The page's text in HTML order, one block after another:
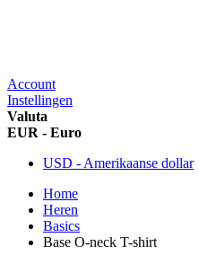
Account
Instellingen
Valuta
EUR - Euro
USD - Amerikaanse dollar
Home
Heren
Basics
Base O-neck T-shirt